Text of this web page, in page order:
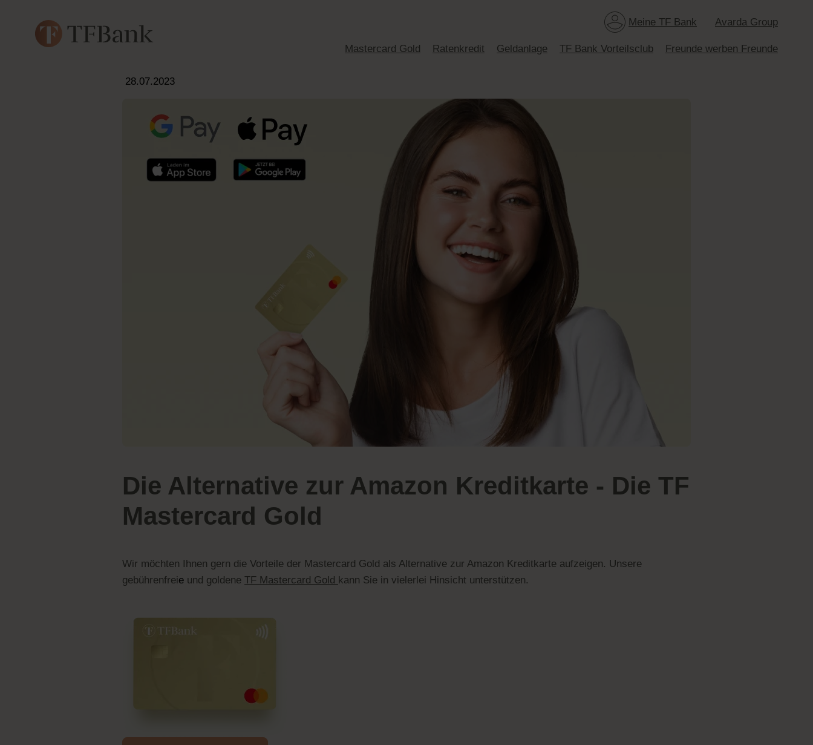
Mastercard Gold Ratenkredit Geldanlage TF Bank Vorteilsclub Freunde werben Freunde
Meine TF Bank Avarda Group
28.07.2023
Die Alternative zur Amazon Kreditkarte - Die TF
Mastercard Gold
Wir möchten Ihnen gern die Vorteile der Mastercard Gold als Alternative zur Amazon Kreditkarte aufzeigen. Unsere
gebührenfreie und goldene TF Mastercard Gold kann Sie in vielerlei Hinsicht unterstützen.